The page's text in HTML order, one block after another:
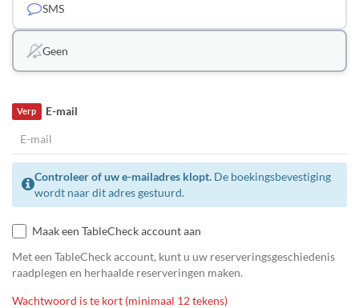
SMS
Geen
E-mail
Verp
Controleer of uw e-mailadres klopt. De boekingsbevestiging
wordt naar dit adres gestuurd.
Maak een TableCheck account aan
Met een TableCheck account, kunt u uw reserveringsgeschiedenis
raadplegen en herhaalde reserveringen maken.
Wachtwoord is te kort (minimaal 12 tekens)